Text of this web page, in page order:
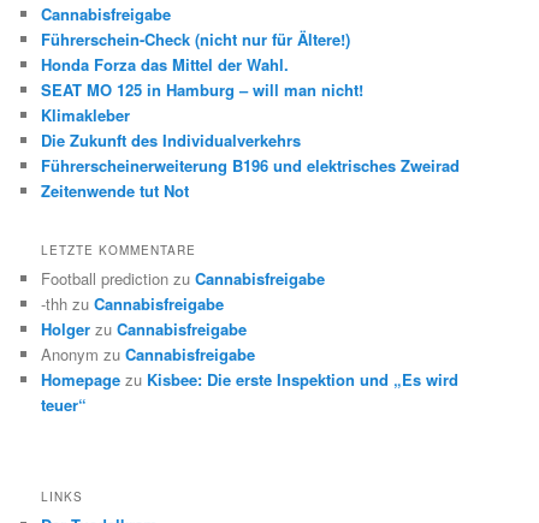
Cannabisfreigabe
Führerschein-Check (nicht nur für Ältere!)
Honda Forza das Mittel der Wahl.
SEAT MO 125 in Hamburg – will man nicht!
Klimakleber
Die Zukunft des Individualverkehrs
Führerscheinerweiterung B196 und elektrisches Zweirad
Zeitenwende tut Not
LETZTE KOMMENTARE
Football prediction zuCannabisfreigabe
-thh zuCannabisfreigabe
Holger zuCannabisfreigabe
Anonym zuCannabisfreigabe
Homepage zu Kisbee: Die erste Inspektion und „Es wird
teuer“
LINKS